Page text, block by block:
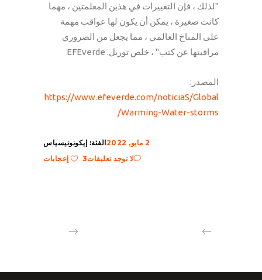
"لذلك ، فإن التغييرات في هذين المعلمتين ، مهما
كانت صغيرة ، يمكن أن يكون لها عواقب مهمة
على المناخ العالمي ، مما يجعل من الضروري
مراقبتها عن كثب" ، خلص توريل. EFEverde
المصدر:
https://www.efeverde.com/noticiaS/Global
Warming-Water-storms/
2 مايو, 2022 الفئة: إيكونوتيسياس
لا توجد تعليقات3 إعجابات